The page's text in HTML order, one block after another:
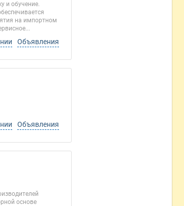
и обучение.
на импортном
Объявления
Объявления
основе